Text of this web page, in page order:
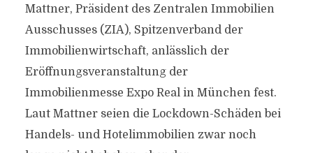
Mattner, Präsident des Zentralen Immobilien
Ausschusses (ZIA), Spitzenverband der
Immobilienwirtschaft, anlässlich der
Eröffnungsveranstaltung der
Immobilienmesse Expo Real in München fest.
Laut Mattner seien die Lockdown-Schäden bei
Handels- und Hotelimmobilien zwar noch